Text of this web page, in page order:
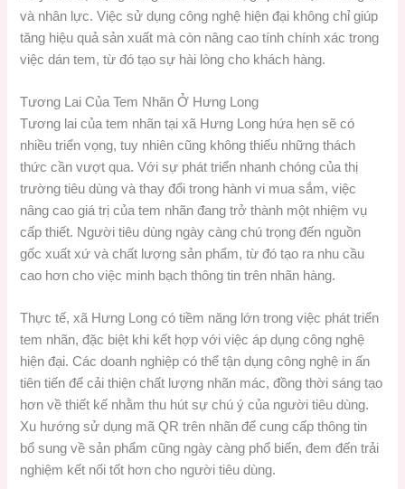
và nhân lực. Việc sử dụng công nghệ hiện đại không chỉ giúp
tăng hiệu quả sản xuất mà còn nâng cao tính chính xác trong
việc dán tem, từ đó tạo sự hài lòng cho khách hàng.
Tương Lai Của Tem Nhãn Ở Hưng Long
Tương lai của tem nhãn tại xã Hưng Long hứa hẹn sẽ có
nhiều triển vọng, tuy nhiên cũng không thiếu những thách
thức cần vượt qua. Với sự phát triển nhanh chóng của thị
trường tiêu dùng và thay đổi trong hành vi mua sắm, việc
nâng cao giá trị của tem nhãn đang trở thành một nhiệm vụ
cấp thiết. Người tiêu dùng ngày càng chú trọng đến nguồn
gốc xuất xứ và chất lượng sản phẩm, từ đó tạo ra nhu cầu
cao hơn cho việc minh bạch thông tin trên nhãn hàng.
Thực tế, xã Hưng Long có tiềm năng lớn trong việc phát triển
tem nhãn, đặc biệt khi kết hợp với việc áp dụng công nghệ
hiện đại. Các doanh nghiệp có thể tận dụng công nghệ in ấn
tiên tiến để cải thiện chất lượng nhãn mác, đồng thời sáng tạo
hơn về thiết kế nhằm thu hút sự chú ý của người tiêu dùng.
Xu hướng sử dụng mã QR trên nhãn để cung cấp thông tin
bổ sung về sản phẩm cũng ngày càng phổ biến, đem đến trải
nghiệm kết nối tốt hơn cho người tiêu dùng.